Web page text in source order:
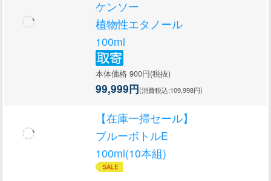
ケンソー
植物性エタノール
100ml
本体価格 900円(税抜)
99,999円(消費税込:109,998円)
【在庫一掃セール】
ブルーボトルE
100ml(10本組)